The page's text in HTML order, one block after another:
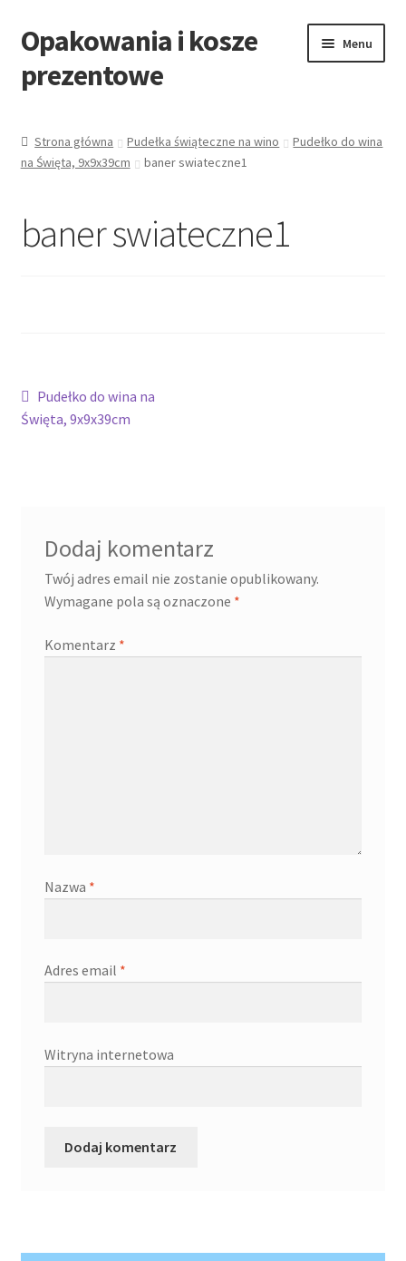
Przejdź
do
nawigacji
Przejdź
do
treści
Opakowania i kosze
prezentowe
Menu
All Categories Shortcode
Cennik koszy świątecznych
Checkout
Data Access Request
Frequently Asked Questions
Latest Blog Posts Shortcode
My Account
Strona główna Pudełka świąteczne na wino
Pudełko do wina
na Święta, 9x9x39cm
baner swiateczne1
baner swiateczne1
Nawigacja
wpisu
Poprzedni
wpis:
Pudełko do wina na
Święta, 9x9x39cm
Dodaj komentarz
Twój adres email nie zostanie opublikowany.
Wymagane pola są oznaczone *
Komentarz *
Nazwa *
Adres email *
Witryna internetowa